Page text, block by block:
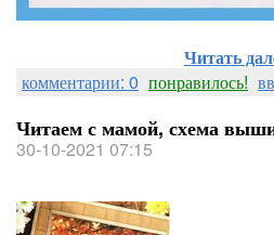
Читать
комментарии: 0 понравилось!
Читаем с мамой, схема
30-10-2021 07:15